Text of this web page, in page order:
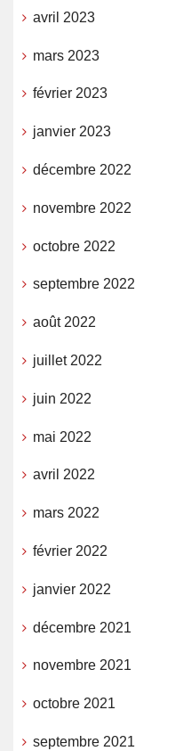
avril 2023
mars 2023
février 2023
janvier 2023
décembre 2022
novembre 2022
octobre 2022
septembre 2022
août 2022
juillet 2022
juin 2022
mai 2022
avril 2022
mars 2022
février 2022
janvier 2022
décembre 2021
novembre 2021
octobre 2021
septembre 2021